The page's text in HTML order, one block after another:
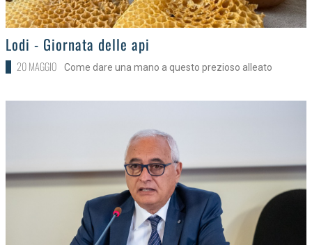
>Lodi - Giornata delle api
20 MAGGIO Come dare una mano a questo prezioso alleato